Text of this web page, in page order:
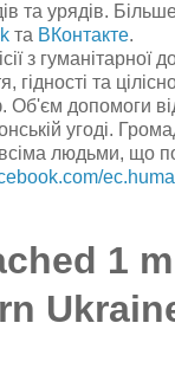
та урядів.
та ВКонтакте.
з гуманітарної
та
Об'єм допомоги
угоді.
всіма людьми, що
1